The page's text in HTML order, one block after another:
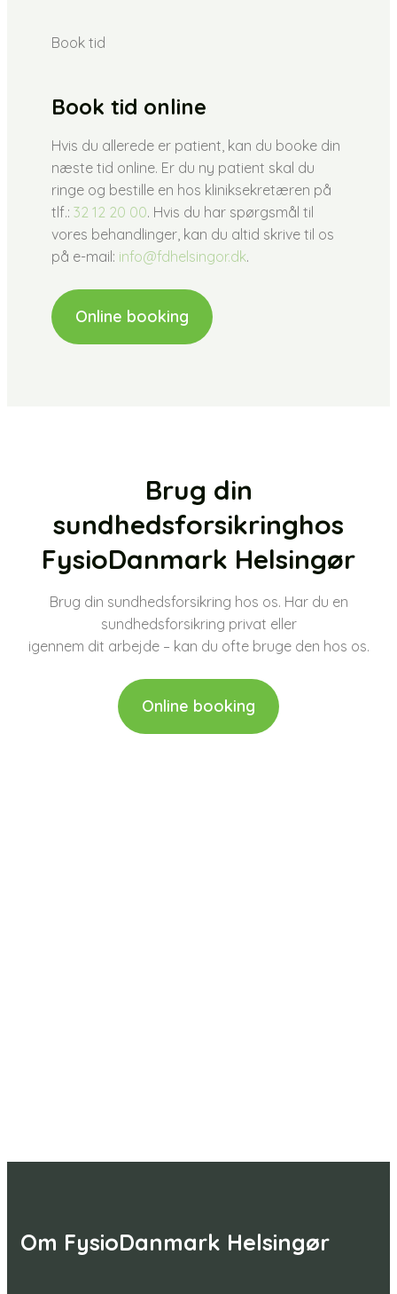
Book tid
Book tid online
Hvis du allerede er patient, kan du booke din
næste tid online. Er du ny patient skal du
ringe og bestille en hos kliniksekretæren på
tlf.: 32 12 20 00. Hvis du har spørgsmål til
vores behandlinger, kan du altid skrive til os
på e-mail: info@fdhelsingor.dk.
Online booking
Brug din
sundhedsforsikring ​hos
FysioDanmark Helsingør
Brug din sundhedsforsikring hos os. Har du en
sundhedsforsikring privat eller
​igennem dit arbejde – kan du ofte bruge den hos os.
Online booking
Om FysioDanmark Helsingør